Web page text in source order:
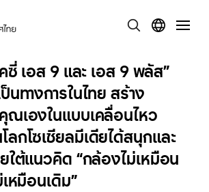
ซี่ เอส 9 และ เอส 9 พลัส”
นทางการในไทย สร้าง
เองในแบบเคลื่อนไหว
กโซเชียลมีเดียได้สนุกและ
ใต้แนวคิด “กล้องไม่เหมือน
เหมือนเดิม”